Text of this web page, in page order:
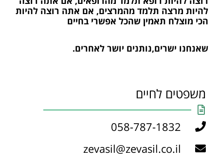
להיות מרצה תלמד מהמרצים, אם אתה רוצה להיות
הכי מוצלח תאמין שהכל אפשרי בחיים
שאנחנו ישרים,נותנים יושר לאחרים.
משפטים לחיים
058-787-1832
zevasil@zevasil.co.il